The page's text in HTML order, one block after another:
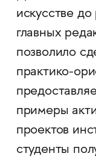
искусстве до
главных
позволило
практико-
примеры
проектов
студенты